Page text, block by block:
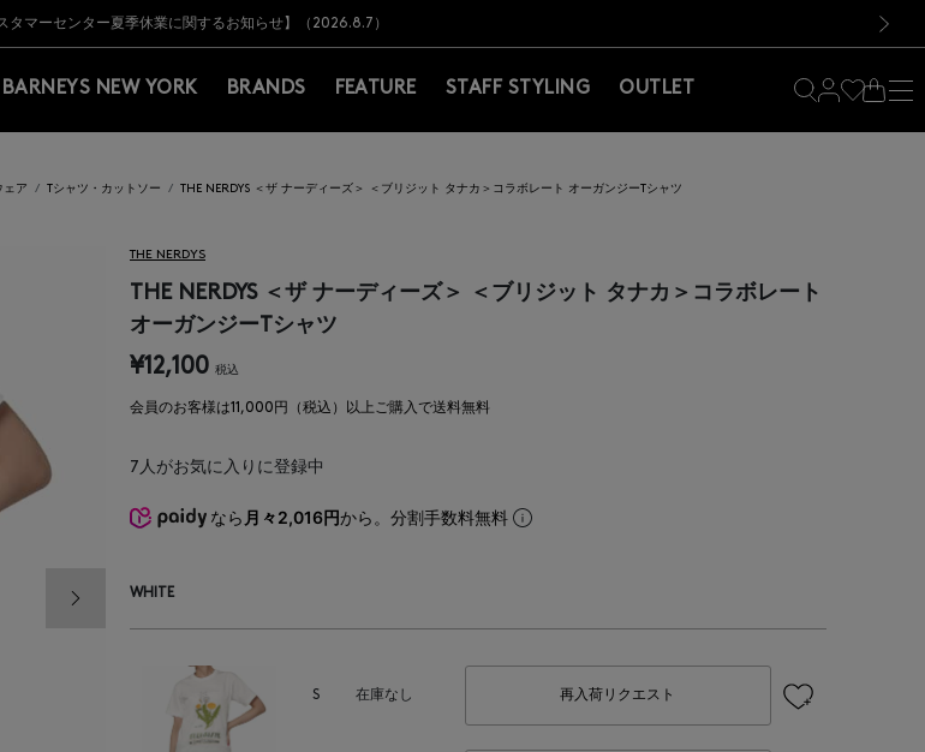
客様は11,000円（税込）以上のお買上げで常時送料無料！お買い物の際は会員登録を！
に伴う出荷一時停止のお知らせ】(2026.8.7)
タマーセンター夏季休業に関するお知らせ】（2026.8.7）
返品・交換承り一時停止のお知らせ】（2026.8.5）
した地震の影響によるお荷物のお届けについて
中】SUMMER SALEのご案内・ご注意事項
客様は11,000円（税込）以上のお買上げで常時送料無料！お買い物の際は会員登録を！
に伴う出荷一時停止のお知らせ】(2026.8.7)
BARNEYS NEW YORK BRANDS FEATURE STAFF STYLING OUTLET
ェア Tシャツ・カットソー THE NERDYS ＜ザ ナーディーズ＞ ＜ブリジット タナカ＞コラボレート オーガンジーTシャツ
THE NERDYS
THE NERDYS ＜ザ ナーディーズ＞ ＜ブリジット タナカ＞コラボレート
オーガンジーTシャツ
¥12,100 税込
会員のお客様は11,000円（税込）以上ご購入で送料無料
7人がお気に入りに登録中
なら 月々2,016円から。分割手数料無料
WHITE
S 在庫なし 再入荷リクエスト